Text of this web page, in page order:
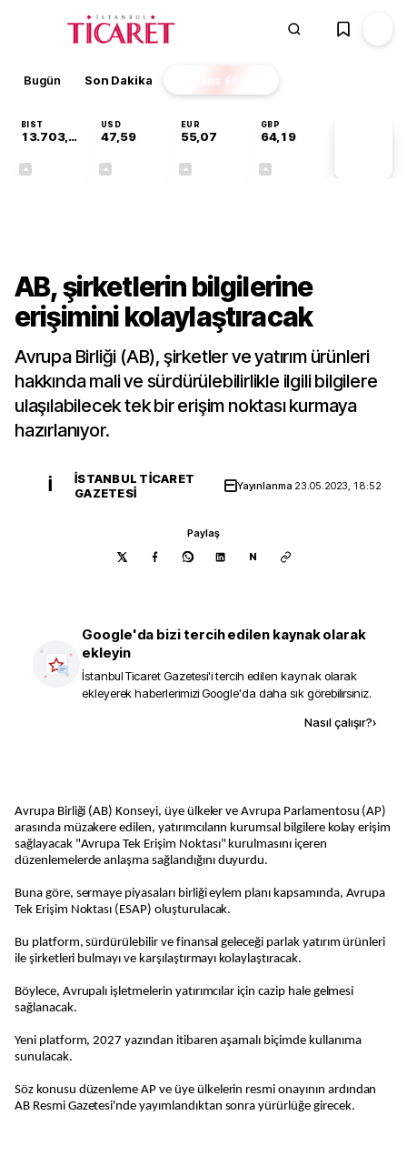
Bugün Son Dakika Finans EKSTRA
BIST
13.703,13
USD
47,59
EUR
55,07
GBP
64,19
AB, şirketlerin bilgilerine
erişimini kolaylaştıracak
Avrupa Birliği (AB), şirketler ve yatırım ürünleri
hakkında mali ve sürdürülebilirlikle ilgili bilgilere
ulaşılabilecek tek bir erişim noktası kurmaya
hazırlanıyor.
İ
İSTANBUL TICARET
GAZETESI
Yayınlanma 23.05.2023, 18:52
Paylaş
N
Google'da bizi tercih edilen kaynak olarak
ekleyin
İstanbul Ticaret Gazetesi'i tercih edilen kaynak olarak
ekleyerek haberlerimizi Google'da daha sık görebilirsiniz.
Nasıl çalışır?›
Avrupa Birliği (AB) Konseyi, üye ülkeler ve Avrupa Parlamentosu (AP)
arasında müzakere edilen, yatırımcıların kurumsal bilgilere kolay erişim
sağlayacak "Avrupa Tek Erişim Noktası" kurulmasını içeren
düzenlemelerde anlaşma sağlandığını duyurdu.
Buna göre, sermaye piyasaları birliği eylem planı kapsamında, Avrupa
Tek Erişim Noktası (ESAP) oluşturulacak.
Bu platform, sürdürülebilir ve finansal geleceği parlak yatırım ürünleri
ile şirketleri bulmayı ve karşılaştırmayı kolaylaştıracak.
Böylece, Avrupalı işletmelerin yatırımcılar için cazip hale gelmesi
sağlanacak.
Yeni platform, 2027 yazından itibaren aşamalı biçimde kullanıma
sunulacak.
Söz konusu düzenleme AP ve üye ülkelerin resmi onayının ardından
AB Resmi Gazetesi'nde yayımlandıktan sonra yürürlüğe girecek.